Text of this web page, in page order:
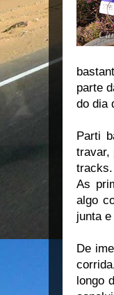
parte
do dia
Parti
travar,
tracks.
As
algo
junta
De
longo